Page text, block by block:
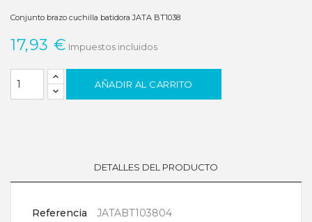
Conjunto brazo cuchilla batidora JATA BT1038
17,93 € Impuestos incluidos
AÑADIR AL CARRITO
DETALLES DEL PRODUCTO
Referencia JATABT103804